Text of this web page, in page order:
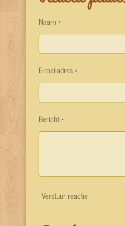
Naam *
E-mailadres *
Bericht *
Verstuur reactie